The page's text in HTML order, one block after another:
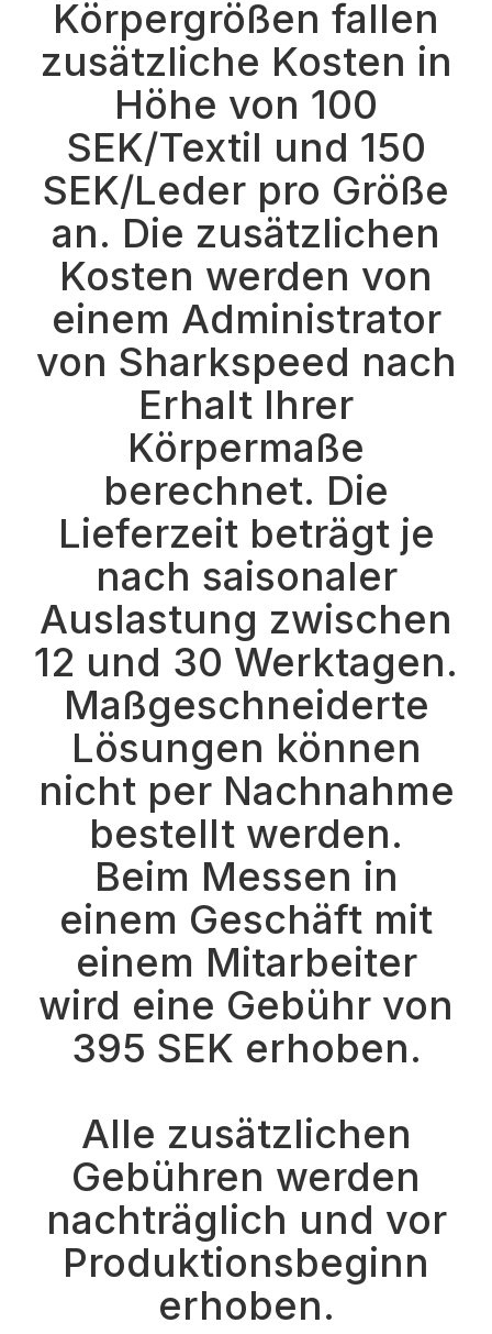
Körpergrößen fallen
zusätzliche Kosten in
Höhe von 100
SEK/Textil und 150
SEK/Leder pro Größe
an. Die zusätzlichen
Kosten werden von
einem Administrator
von Sharkspeed nach
Erhalt Ihrer
Körpermaße
berechnet. Die
Lieferzeit beträgt je
nach saisonaler
Auslastung zwischen
12 und 30 Werktagen.
Maßgeschneiderte
Lösungen können
nicht per Nachnahme
bestellt werden.
Beim Messen in
einem Geschäft mit
einem Mitarbeiter
wird eine Gebühr von
395 SEK erhoben.
Alle zusätzlichen
Gebühren werden
nachträglich und vor
Produktionsbeginn
erhoben.